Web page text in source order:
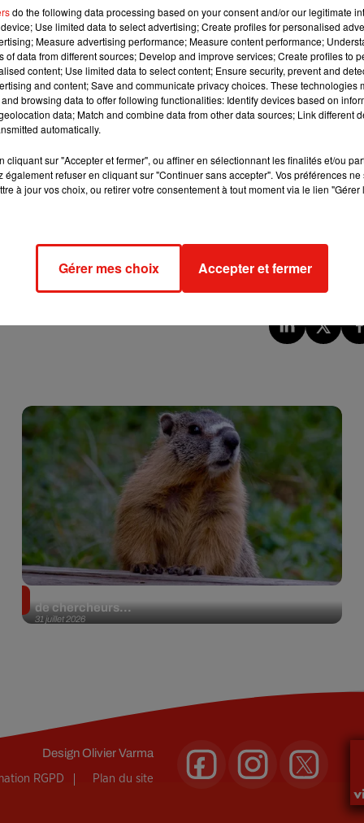
retour depuis Tokyo ou d'Osaka vers une autre région du
Jeux olympiques d’été, organisés cette année à Tokyo,
l’archipel.
de février. Si l'offre fonctionnera sur le principe simple et bien
personnes domiciliées en dehors du Japon
devront inscrire leurs dates de disponibilité entre les
depuis lequel ils voudront partir :soit celui d'Haneda à
avoir pied sur le sol nippon entre le 1er juin et le 31 octobre(les
choisir
sera validée (ou non) dans les trois jours).
, le programme fidélité de Japan Airlines. Bonne chance !
31 juillet 2026
de chercheurs...
DesignOlivier Varma
RGPD Plan du site
do the following data processing based on your consent and/or our legitimate
Use limited data to select advertising; Create profiles for personalised
Measure advertising performance; Measure content performance;
of data from different sources; Develop and improve services; Create profiles to
content; Use limited data to select content; Ensure security, prevent and
and content; Save and communicate privacy choices. These technologies
browsing data to offer following functionalities: Identify devices based on
data; Match and combine data from other data sources; Link different
automatically.
cliquant sur "Accepter et fermer", ou affiner en sélectionnant les finalités et/ou
également refuser en cliquant sur "Continuer sans accepter". Vos préférences
à jour vos choix, ou retirer votre consentement à tout moment via le lien
Gérer mes choix Accepter et fermer